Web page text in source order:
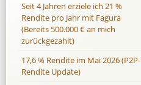
Seit 4 Jahren erziele ich 21 %
Rendite pro Jahr mit Fagura
(Bereits 500.000 € an mich
zurückgezahlt)
17,6 % Rendite im Mai 2026 (P2P-
Rendite Update)